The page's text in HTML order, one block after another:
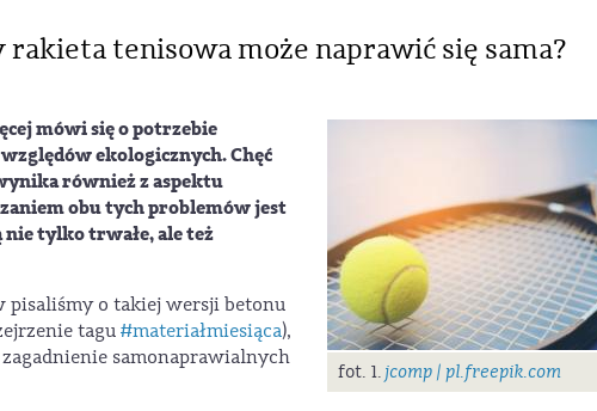
rakieta tenisowa może naprawić się sama?
fot. 1. jcomp | pl.freepik.com
mówi się o potrzebie
ekologicznych. Chęć
również z aspektu
obu tych problemów jest
tylko trwałe, ale też
pisaliśmy o takiej wersji betonu
tagu #materiałmiesiąca),
samonaprawialnych